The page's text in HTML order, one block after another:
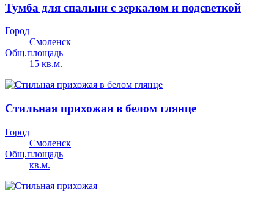
Тумба для спальни с зеркалом и подсветкой
Город
Смоленск
Общ.площадь
15 кв.м.
Стильная прихожая в белом глянце
Город
Смоленск
Общ.площадь
кв.м.